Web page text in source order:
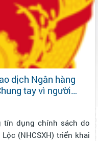
dịch Ngân hàng
tay vì người
tín dụng chính sách do
(NHCSXH) triển khai